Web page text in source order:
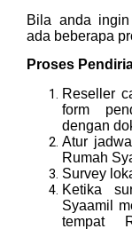
Bila anda
ada beberapa
Proses P
Reseller
form
dengan
Atur
Rumah
Survey
Ketika
Syaamil
tempat